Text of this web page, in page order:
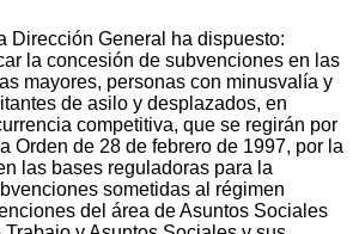
Dirección General ha dispuesto:
la concesión de subvenciones en las
mayores, personas con minusvalía y
de asilo y desplazados, en
competitiva, que se regirán por
Orden de 28 de febrero de 1997, por la
las bases reguladoras para la
sometidas al régimen
del área de Asuntos Sociales